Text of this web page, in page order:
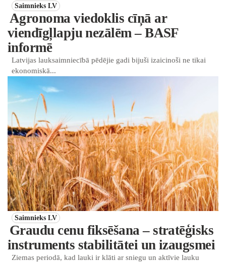
Saimnieks LV
Agronoma viedoklis cīņā ar
viendīgļlapju nezālēm – BASF
informē
Latvijas lauksaimniecībā pēdējie gadi bijuši izaicinoši ne tikai
ekonomiskā...
Saimnieks LV
Graudu cenu fiksēšana – stratēģisks
instruments stabilitātei un izaugsmei
Ziemas periodā, kad lauki ir klāti ar sniegu un aktīvie lauku